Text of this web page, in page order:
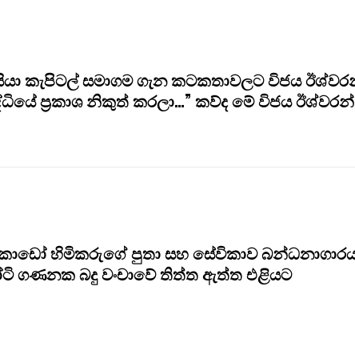
කැපිටල් සමාගම ගැන කටකතාවලට විජය
ප්‍රකාශ නිකුත් කරලා…” කව්ද මේ විජය
හිමිකරුගේ පුතා සහ සේවිකාව
ගණනක බදු වංචාවේ තිත්ත ඇත්ත එළියට